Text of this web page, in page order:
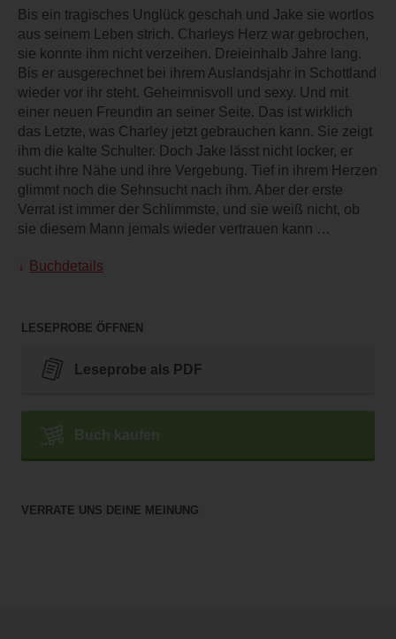
Bis ein tragisches Unglück geschah und Jake sie wortlos
aus seinem Leben strich. Charleys Herz war gebrochen,
sie konnte ihm nicht verzeihen. Dreieinhalb Jahre lang.
Bis er ausgerechnet bei ihrem Auslandsjahr in Schottland
wieder vor ihr steht. Geheimnisvoll und sexy. Und mit
einer neuen Freundin an seiner Seite. Das ist wirklich
das Letzte, was Charley jetzt gebrauchen kann. Sie zeigt
ihm die kalte Schulter. Doch Jake lässt nicht locker, er
sucht ihre Nähe und ihre Vergebung. Tief in ihrem Herzen
glimmt noch die Sehnsucht nach ihm. Aber der erste
Verrat ist immer der Schlimmste, und sie weiß nicht, ob
sie diesem Mann jemals wieder vertrauen kann …
Buchdetails
LESEPROBE ÖFFNEN
Leseprobe als PDF
Buch kaufen
VERRATE UNS DEINE MEINUNG